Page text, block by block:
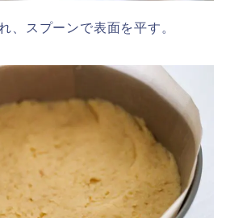
スプーンで表面を平す。